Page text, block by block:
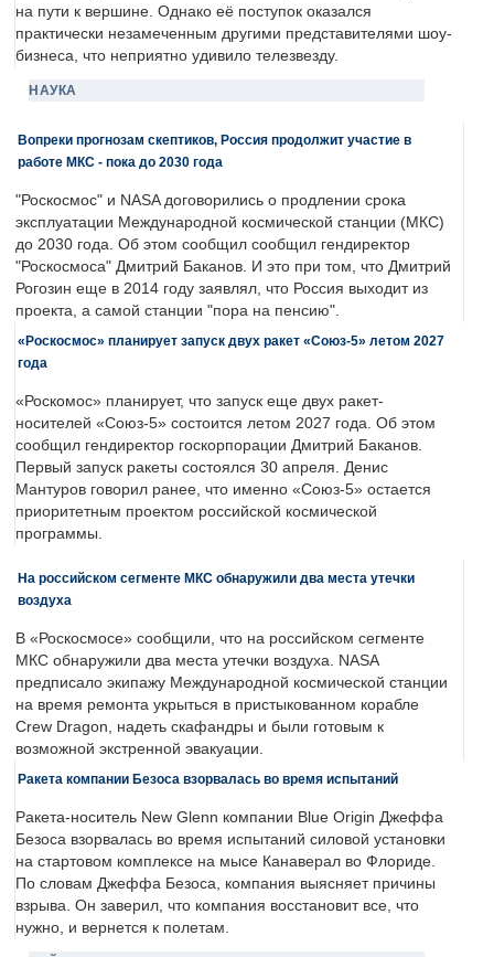
на пути к вершине. Однако её поступок оказался
практически незамеченным другими представителями шоу-
бизнеса, что неприятно удивило телезвезду.
НАУКА
Вопреки прогнозам скептиков, Россия продолжит участие в
работе МКС - пока до 2030 года
"Роскосмос" и NASA договорились о продлении срока
эксплуатации Международной космической станции (МКС)
до 2030 года. Об этом сообщил сообщил гендиректор
"Роскосмоса" Дмитрий Баканов. И это при том, что Дмитрий
Рогозин еще в 2014 году заявлял, что Россия выходит из
проекта, а самой станции "пора на пенсию".
«Роскосмос» планирует запуск двух ракет «Союз-5» летом 2027
года
«Роскомос» планирует, что запуск еще двух ракет-
носителей «Союз-5» состоится летом 2027 года. Об этом
сообщил гендиректор госкорпорации Дмитрий Баканов.
Первый запуск ракеты состоялся 30 апреля. Денис
Мантуров говорил ранее, что именно «Союз-5» остается
приоритетным проектом российской космической
программы.
На российском сегменте МКС обнаружили два места утечки
воздуха
В «Роскосмосе» сообщили, что на российском сегменте
МКС обнаружили два места утечки воздуха. NASA
предписало экипажу Международной космической станции
на время ремонта укрыться в пристыкованном корабле
Crew Dragon, надеть скафандры и были готовым к
возможной экстренной эвакуации.
Ракета компании Безоса взорвалась во время испытаний
Ракета-носитель New Glenn компании Blue Origin Джеффа
Безоса взорвалась во время испытаний силовой установки
на стартовом комплексе на мысе Канаверал во Флориде.
По словам Джеффа Безоса, компания выясняет причины
взрыва. Он заверил, что компания восстановит все, что
нужно, и вернется к полетам.